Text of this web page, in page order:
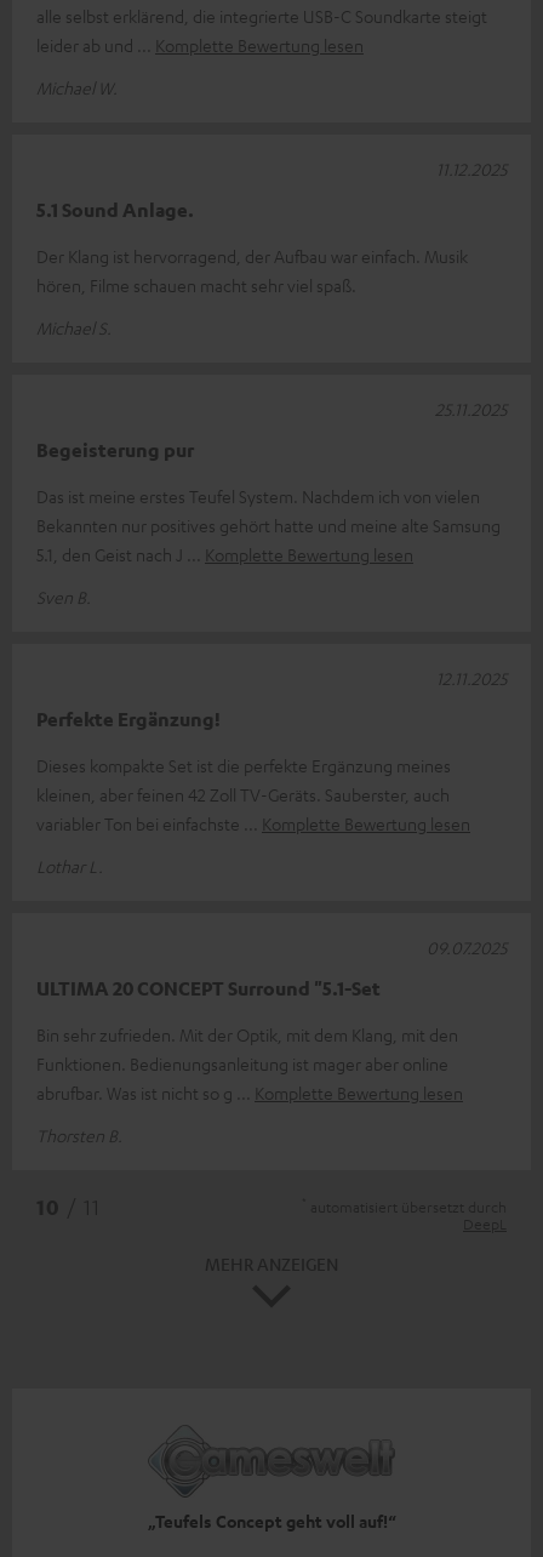
alle selbst erklärend, die integrierte USB-C Soundkarte steigt
leider ab und
Komplette Bewertung lesen
Michael W.
5.1 Sound Anlage.
Der Klang ist hervorragend, der Aufbau war einfach. Musik
hören, Filme schauen macht sehr viel spaß.
Michael S.
11.12.2025
Begeisterung pur
Das ist meine erstes Teufel System. Nachdem ich von vielen
Bekannten nur positives gehört hatte und meine alte Samsung
5.1, den Geist nach J
Komplette Bewertung lesen
Sven B.
25.11.2025
Perfekte Ergänzung!
Dieses kompakte Set ist die perfekte Ergänzung meines
kleinen, aber feinen 42 Zoll TV-Geräts. Sauberster, auch
variabler Ton bei einfachste
Komplette Bewertung lesen
Lothar L.
12.11.2025
ULTIMA 20 CONCEPT Surround "5.1-Set
Bin sehr zufrieden. Mit der Optik, mit dem Klang, mit den
Funktionen. Bedienungsanleitung ist mager aber online
abrufbar. Was ist nicht so g
Komplette Bewertung lesen
Thorsten B.
09.07.2025
„Teufels Concept geht voll auf!“